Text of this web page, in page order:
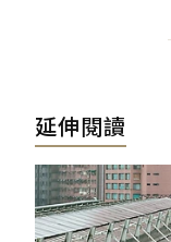
延伸閱讀